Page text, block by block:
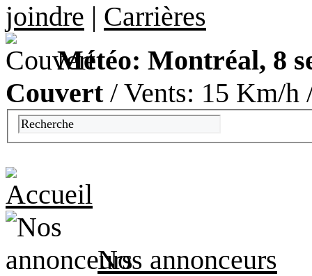
joindre | Carrières
Météo: Montréal, 8
Couvert/ Vents: 15 Km/h
Nos annonceurs